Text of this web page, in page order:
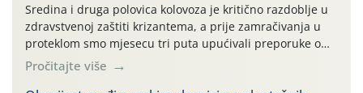
Sredina i druga polovica kolovoza je kritično razdoblje u
zdravstvenoj zaštiti krizantema, a prije zamračivanja u
proteklom smo mjesecu tri puta upućivali preporuke o
preventivnim mjerama zaštite krizantema od najčešćih
uzročnika bolesti, štetnika i fito-fagnih grinja (23.7., 14.7.,
Pročitajte više